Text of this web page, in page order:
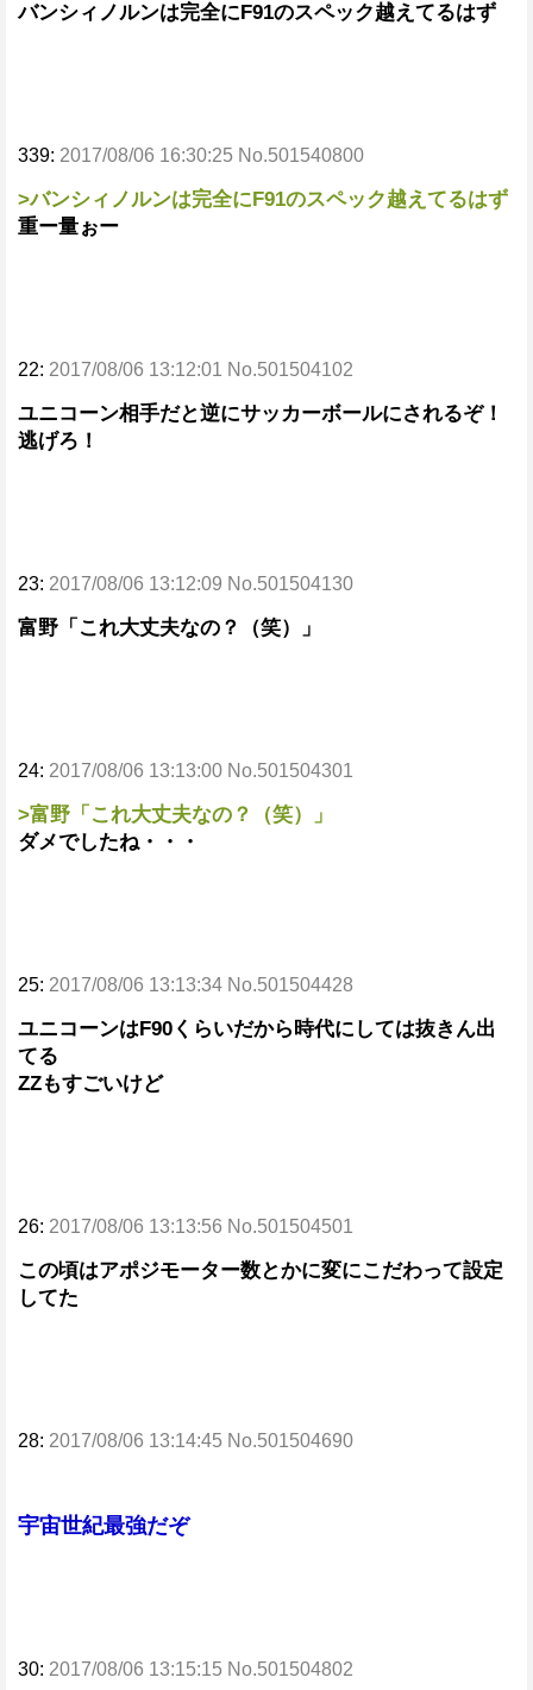
バンシィノルンは完全にF91のスペック越えてるはず
339: 2017/08/06 16:30:25 No.501540800
>バンシィノルンは完全にF91のスペック越えてるはず
重ー量ぉー
22: 2017/08/06 13:12:01 No.501504102
ユニコーン相手だと逆にサッカーボールにされるぞ！
逃げろ！
23: 2017/08/06 13:12:09 No.501504130
富野「これ大丈夫なの？（笑）」
24: 2017/08/06 13:13:00 No.501504301
>富野「これ大丈夫なの？（笑）」
ダメでしたね・・・
25: 2017/08/06 13:13:34 No.501504428
ユニコーンはF90くらいだから時代にしては抜きん出
てる
ZZもすごいけど
26: 2017/08/06 13:13:56 No.501504501
この頃はアポジモーター数とかに変にこだわって設定
してた
28: 2017/08/06 13:14:45 No.501504690
宇宙世紀最強だぞ
30: 2017/08/06 13:15:15 No.501504802